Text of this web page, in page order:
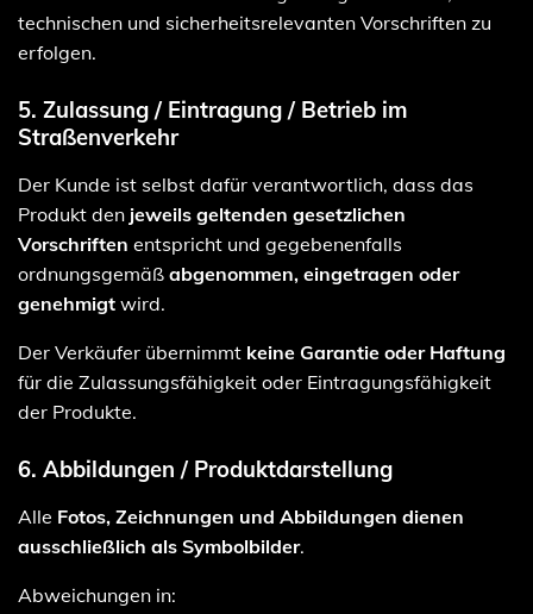
technischen und sicherheitsrelevanten Vorschriften zu
erfolgen.
5. Zulassung / Eintragung / Betrieb im
Straßenverkehr
Der Kunde ist selbst dafür verantwortlich, dass das
Produkt den jeweils geltenden gesetzlichen
Vorschriften entspricht und gegebenenfalls
ordnungsgemäß abgenommen, eingetragen oder
genehmigt wird.
Der Verkäufer übernimmt keine Garantie oder Haftung
für die Zulassungsfähigkeit oder Eintragungsfähigkeit
der Produkte.
6. Abbildungen / Produktdarstellung
Alle Fotos, Zeichnungen und Abbildungen dienen
ausschließlich als Symbolbilder.
Abweichungen in: